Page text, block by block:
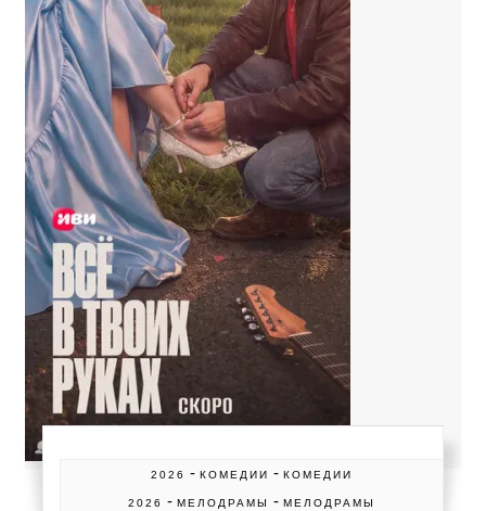
2026 -КОМЕДИИ -КОМЕДИИ
2026 -МЕЛОДРАМЫ -МЕЛОДРАМЫ